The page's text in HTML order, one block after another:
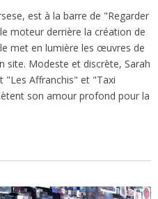
est à la barre de "Regarder
moteur derrière la création de
met en lumière les œuvres de
site. Modeste et discrète, Sarah
"Les Affranchis" et "Taxi
son amour profond pour la